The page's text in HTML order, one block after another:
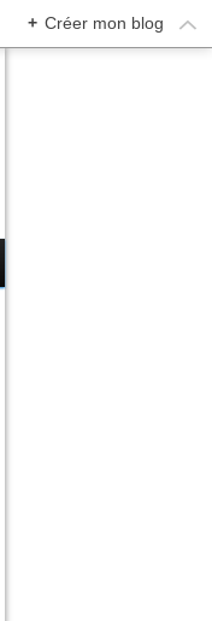
+ Créer mon blog